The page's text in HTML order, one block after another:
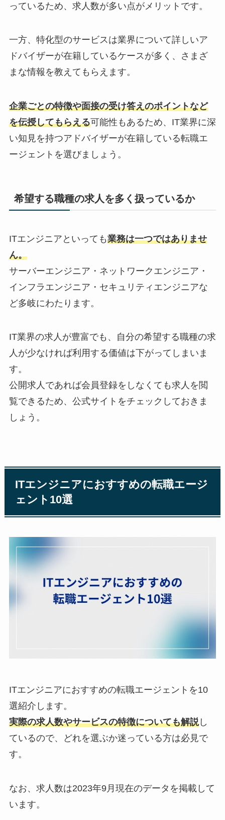
っているため、求人数が多い点がメリットです。
一方、特化型のサービスは業界について詳しいア
ドバイザーが在籍しているケースが多く、さまざ
まな情報を教えてもらえます。
企業ごとの特徴や面接の受け答えのポイントなど
を伝授してもらえる可能性もあるため、IT業界に深
い知見を持つアドバイザーが在籍している転職エ
ージェントを選びましょう。
希望する職種の求人を多く扱っているか
ITエンジニアといっても業務は一つではありませ
ん。
サーバーエンジニア・ネットワークエンジニア・
インフラエンジニア・セキュリティエンジニアな
ど多岐にわたります。
IT業界の求人が豊富でも、自分の希望する職種の求
人が少なければ利用する価値は下がってしまいま
す。
公開求人であれば会員登録をしなくても求人を閲
覧できるため、公式サイトをチェックしておきま
しょう。
ITエンジニアにおすすめの転職エージ
ェント10選
ITエンジニアにおすすめの転職エージェントを10
選紹介します。
実際の求人数やサービスの特徴についても解説し
ているので、どれを選ぶか迷っている方は必見で
す。
なお、求人数は2023年9月現在のデータを掲載して
います。